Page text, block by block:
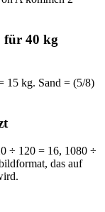
für 40 kg
15 kg. Sand = (5/8)
÷ 120 = 16, 1080 ÷
das auf